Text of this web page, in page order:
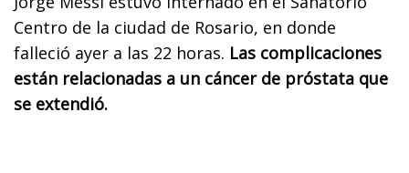
Centro de la ciudad de Rosario, en donde
falleció ayer a las 22 horas. Las complicaciones
están relacionadas a un cáncer de próstata que
se extendió.